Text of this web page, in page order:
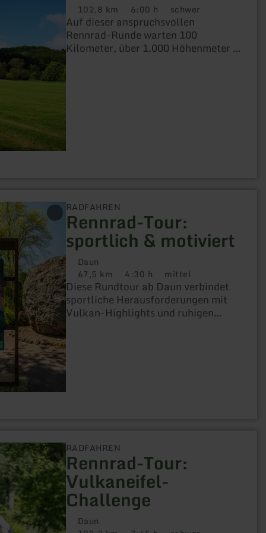
Distanz:
102,8 km Dauer:
6:00 h Anforderung:
schwer
Auf dieser anspruchsvollen
Rennrad-Runde warten 100
Kilometer, über 1.000 Höhenmeter –
RADFAHREN
Rennrad-Tour:
sportlich & motiviert
Daun
Distanz:
67,5 km Dauer:
4:30 h Anforderung:
mittel
Diese Rundtour ab Daun verbindet
sportliche Herausforderungen mit
Vulkan-Highlights und ruhigen
RADFAHREN
Rennrad-Tour:
Vulkaneifel-
Challenge
Daun